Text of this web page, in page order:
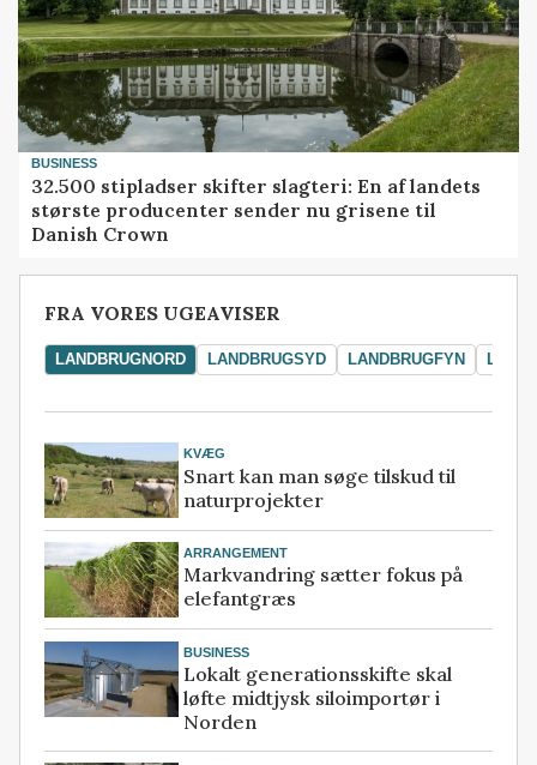
BUSINESS
32.500 stipladser skifter slagteri: En af landets
største producenter sender nu grisene til
Danish Crown
FRA VORES UGEAVISER
LANDBRUGNORD LANDBRUGSYD LANDBRUGFYN
KVÆG
Snart kan man søge tilskud til
naturprojekter
ARRANGEMENT
Markvandring sætter fokus på
elefantgræs
BUSINESS
Lokalt generationsskifte skal
løfte midtjysk siloimportør i
Norden